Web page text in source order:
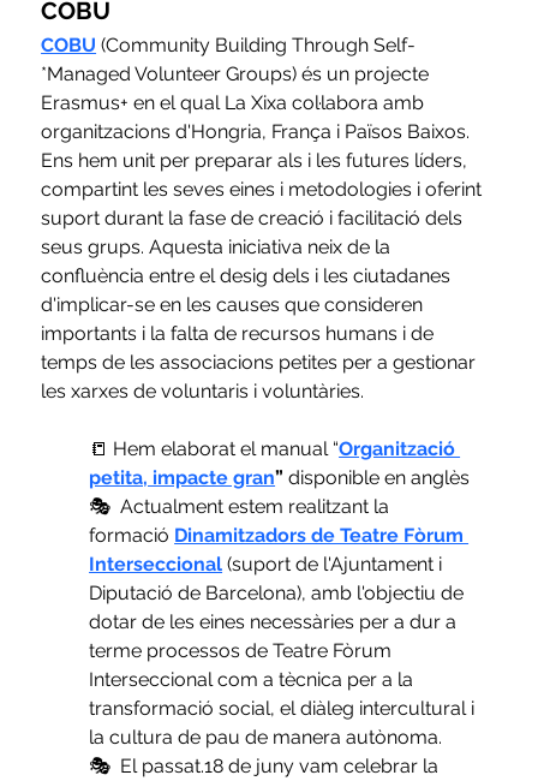
COBU
COBU (Community Building Through Self-
*Managed Volunteer Groups) és un projecte
Erasmus+ en el qual La Xixa col·labora amb
organitzacions d'Hongria, França i Països Baixos.
Ens hem unit per preparar als i les futures líders,
compartint les seves eines i metodologies i oferint
suport durant la fase de creació i facilitació dels
seus grups. Aquesta iniciativa neix de la
confluència entre el desig dels i les ciutadanes
d'implicar-se en les causes que consideren
importants i la falta de recursos humans i de
temps de les associacions petites per a gestionar
les xarxes de voluntaris i voluntàries.
📒 Hem elaborat el manual “Organització
petita, impacte gran” disponible en anglès
🎭  Actualment estem realitzant la
formació Dinamitzadors de Teatre Fòrum
Interseccional (suport de l'Ajuntament i
Diputació de Barcelona), amb l'objectiu de
dotar de les eines necessàries per a dur a
terme processos de Teatre Fòrum
Interseccional com a tècnica per a la
transformació social, el diàleg intercultural i
la cultura de pau de manera autònoma.
🎭  El passat.18 de juny vam celebrar la